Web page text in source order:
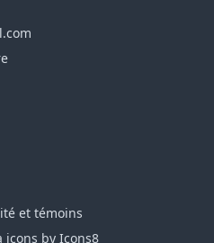
et témoins
icons by Icons8